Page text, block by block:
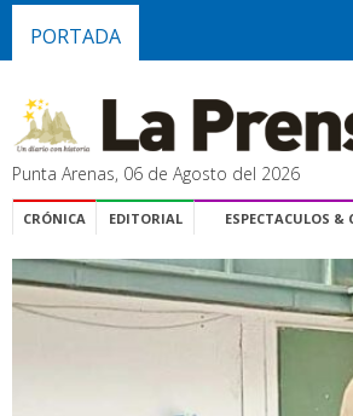
PORTADA
Punta Arenas, 06 de Agosto del 2026
CRÓNICA EDITORIAL ESPECTACULOS &